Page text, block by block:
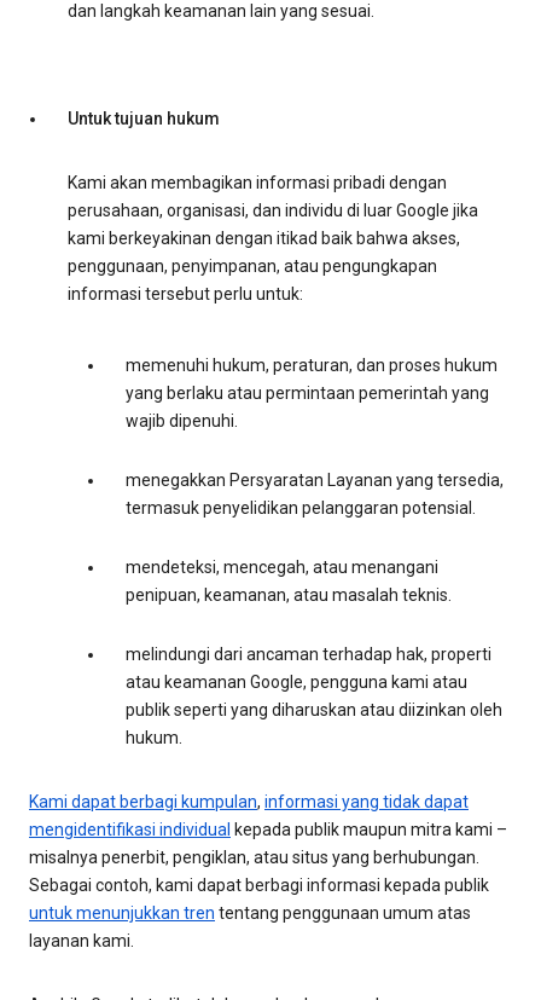
dan langkah keamanan lain yang sesuai.
Untuk tujuan hukum
Kami akan membagikan informasi pribadi dengan
perusahaan, organisasi, dan individu di luar Google jika
kami berkeyakinan dengan itikad baik bahwa akses,
penggunaan, penyimpanan, atau pengungkapan
informasi tersebut perlu untuk:
memenuhi hukum, peraturan, dan proses hukum
yang berlaku atau permintaan pemerintah yang
wajib dipenuhi.
menegakkan Persyaratan Layanan yang tersedia,
termasuk penyelidikan pelanggaran potensial.
mendeteksi, mencegah, atau menangani
penipuan, keamanan, atau masalah teknis.
melindungi dari ancaman terhadap hak, properti
atau keamanan Google, pengguna kami atau
publik seperti yang diharuskan atau diizinkan oleh
hukum.
Kami dapat berbagi kumpulan, informasi yang tidak dapat
mengidentifikasi individual kepada publik maupun mitra kami –
misalnya penerbit, pengiklan, atau situs yang berhubungan.
Sebagai contoh, kami dapat berbagi informasi kepada publik
untuk menunjukkan tren tentang penggunaan umum atas
layanan kami.